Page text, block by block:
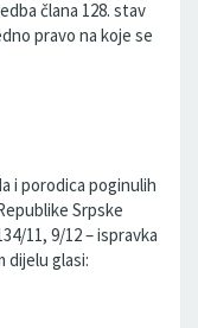
člana 128. stav
pravo na koje se
i porodica poginulih
Srpske
11, 9/12 – ispravka
dijelu glasi: